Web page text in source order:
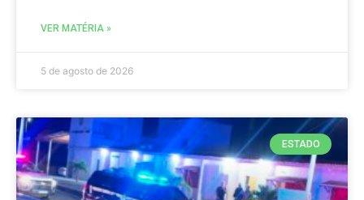
VER MATÉRIA »
5 de agosto de 2026
ESTADO